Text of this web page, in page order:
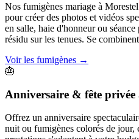
Nos fumigènes mariage à
pour créer des photos et vidéos
en salle, haie d'honneur ou
résidu sur les tenues. Se
Voir les fumigènes →
🎂
Anniversaire & fête privée
Offrez un anniversaire
nuit ou fumigènes colorés de